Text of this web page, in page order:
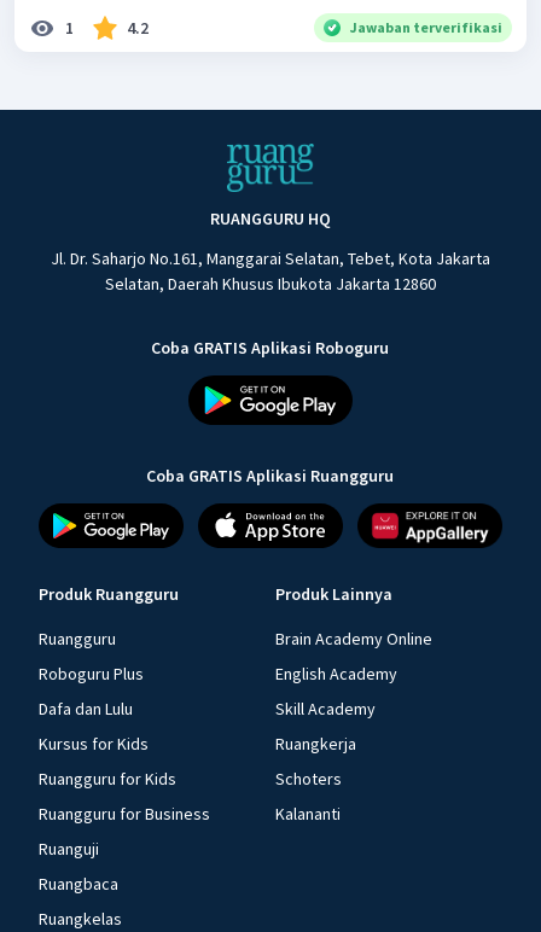
1 4.2 Jawaban terverifikasi
RUANGGURU HQ
Jl. Dr. Saharjo No.161, Manggarai Selatan, Tebet, Kota Jakarta
Selatan, Daerah Khusus Ibukota Jakarta 12860
Coba GRATIS Aplikasi Roboguru
Coba GRATIS Aplikasi Ruangguru
Produk Ruangguru
Ruangguru
Roboguru Plus
Dafa dan Lulu
Kursus for Kids
Ruangguru for Kids
Ruangguru for Business
Ruanguji
Ruangbaca
Ruangkelas
Produk Lainnya
Brain Academy Online
English Academy
Skill Academy
Ruangkerja
Schoters
Kalananti